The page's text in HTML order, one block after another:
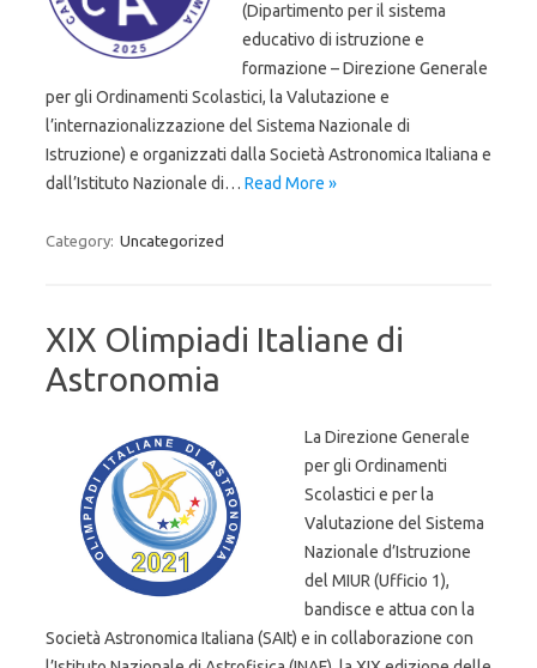
(Dipartimento per il sistema
educativo di istruzione e
formazione – Direzione Generale
per gli Ordinamenti Scolastici, la Valutazione e
l’internazionalizzazione del Sistema Nazionale di
Istruzione) e organizzati dalla Società Astronomica Italiana e
dall’Istituto Nazionale di… Read More »
Category: Uncategorized
XIX Olimpiadi Italiane di
Astronomia
La Direzione Generale
per gli Ordinamenti
Scolastici e per la
Valutazione del Sistema
Nazionale d’Istruzione
del MIUR (Ufficio 1),
bandisce e attua con la
Società Astronomica Italiana (SAIt) e in collaborazione con